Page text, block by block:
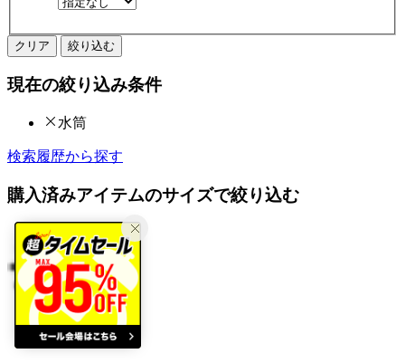
クリア 絞り込む
現在の絞り込み条件
水筒
検索履歴から探す
購入済みアイテムのサイズで絞り込む